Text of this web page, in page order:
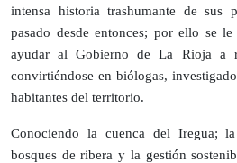
intensa historia trashumante de sus
pasado desde entonces; por ello se
ayudar al Gobierno de La Rioja a
convirtiéndose en biólogas,
habitantes del territorio.
Conociendo la cuenca del Iregua;
bosques de ribera y la gestión